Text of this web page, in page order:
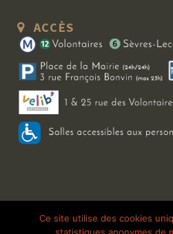
ACCÈS
Copyright 2026 Le Bal Blomet | Tous
Ce site utilise des cookies